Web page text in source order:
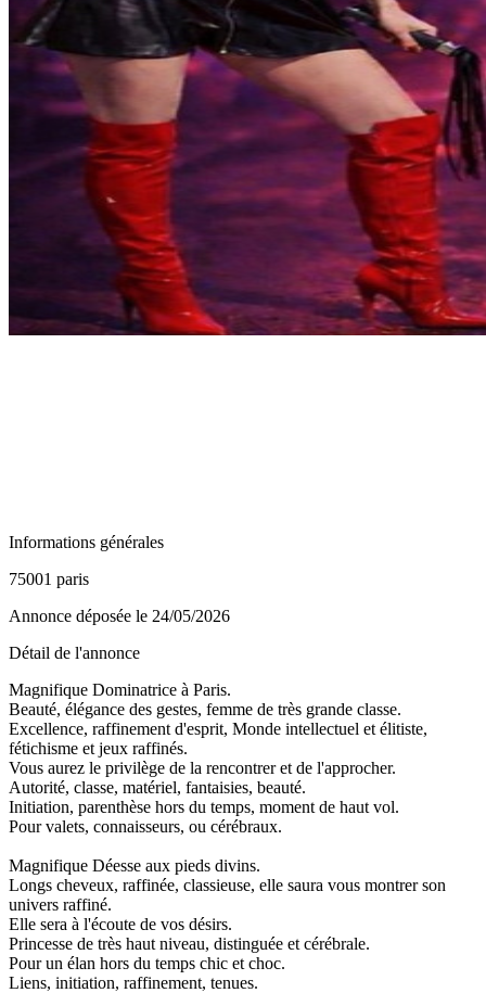
Informations générales
75001 paris
Annonce déposée le 24/05/2026
Détail de l'annonce
Magnifique Dominatrice à Paris.
Beauté, élégance des gestes, femme de très grande classe.
Excellence, raffinement d'esprit, Monde intellectuel et élitiste,
fétichisme et jeux raffinés.
Vous aurez le privilège de la rencontrer et de l'approcher.
Autorité, classe, matériel, fantaisies, beauté.
Initiation, parenthèse hors du temps, moment de haut vol.
Pour valets, connaisseurs, ou cérébraux.
Magnifique Déesse aux pieds divins.
Longs cheveux, raffinée, classieuse, elle saura vous montrer son
univers raffiné.
Elle sera à l'écoute de vos désirs.
Princesse de très haut niveau, distinguée et cérébrale.
Pour un élan hors du temps chic et choc.
Liens, initiation, raffinement, tenues.